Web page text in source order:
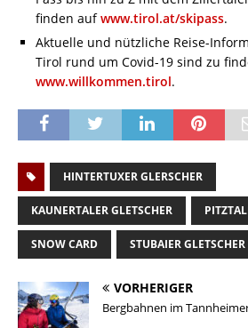
finden aufwww.tirol.at/skipass.
Aktuelle und nützliche Reise-
Tirol rund um Covid-19 sind zu
www.willkommen.tirol.
HINTERTUXER GLERSCHER
KAUNERTALER GLETSCHER
SNOW CARD STUBAIER GLETSCHER
VORHERIGER
Bergbahnen im